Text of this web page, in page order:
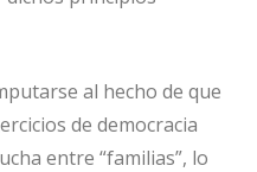
al hecho de que
de democracia
entre “familias”, lo